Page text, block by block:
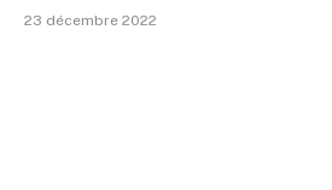
23 décembre 2022